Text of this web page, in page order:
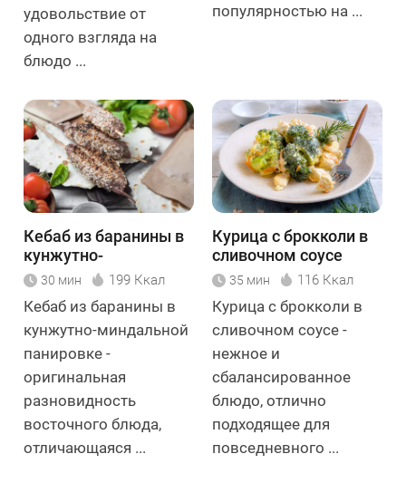
удовольствие от
одного взгляда на
блюдо ...
популярностью на ...
Кебаб из баранины в
кунжутно-
миндальной
панировке
30 мин 199 Ккал
Кебаб из баранины в
кунжутно-миндальной
панировке -
оригинальная
разновидность
восточного блюда,
отличающаяся ...
Курица с брокколи в
сливочном соусе
35 мин 116 Ккал
Курица с брокколи в
сливочном соусе -
нежное и
сбалансированное
блюдо, отлично
подходящее для
повседневного ...